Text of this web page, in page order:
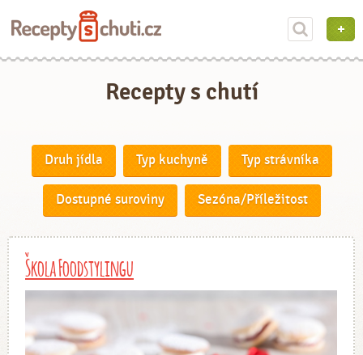
Recepty s chutí
Druh jídla Typ kuchyně Typ strávníka
Dostupné suroviny Sezóna/Příležitost
Škola Foodstylingu